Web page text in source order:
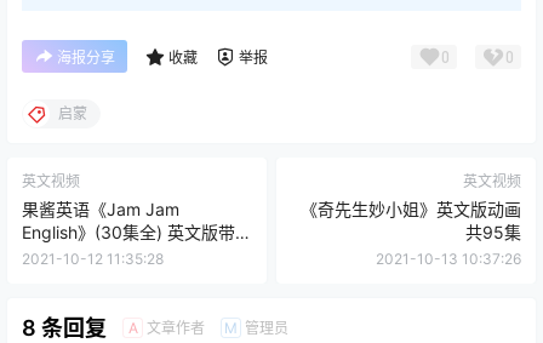
海报分享 收藏 举报 0 0
启蒙
英文视频
果酱英语《Jam Jam
English》(30集全) 英文版带字
幕
2021-10-12 11:35:28
英文视频
《奇先生妙小姐》英文版动画
共95集
2021-10-13 10:37:26
8 条回复 A 文章作者 M 管理员